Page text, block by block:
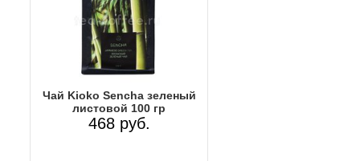
Чай Kioko Sencha зеленый
листовой 100 гр
468 руб.